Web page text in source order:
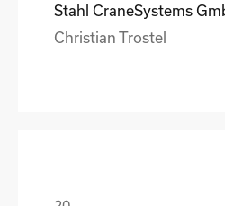
Stahl CraneSystems
Christian Trostel